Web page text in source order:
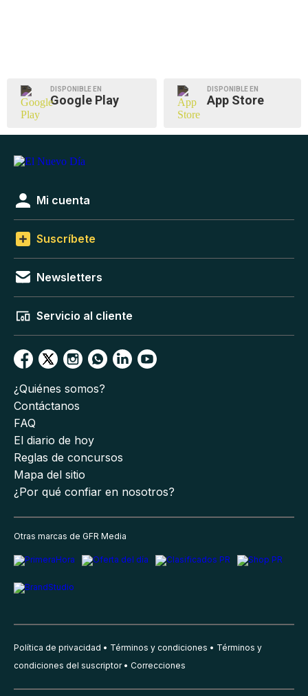
DISPONIBLE EN
Google Play
DISPONIBLE EN
App Store
Mi cuenta
Suscríbete
Newsletters
Servicio al cliente
¿Quiénes somos?
Contáctanos
FAQ
El diario de hoy
Reglas de concursos
Mapa del sitio
¿Por qué confiar en nosotros?
Otras marcas de GFR Media
Política de privacidad Términos y condiciones
Términos y
condiciones del suscriptor
Correcciones